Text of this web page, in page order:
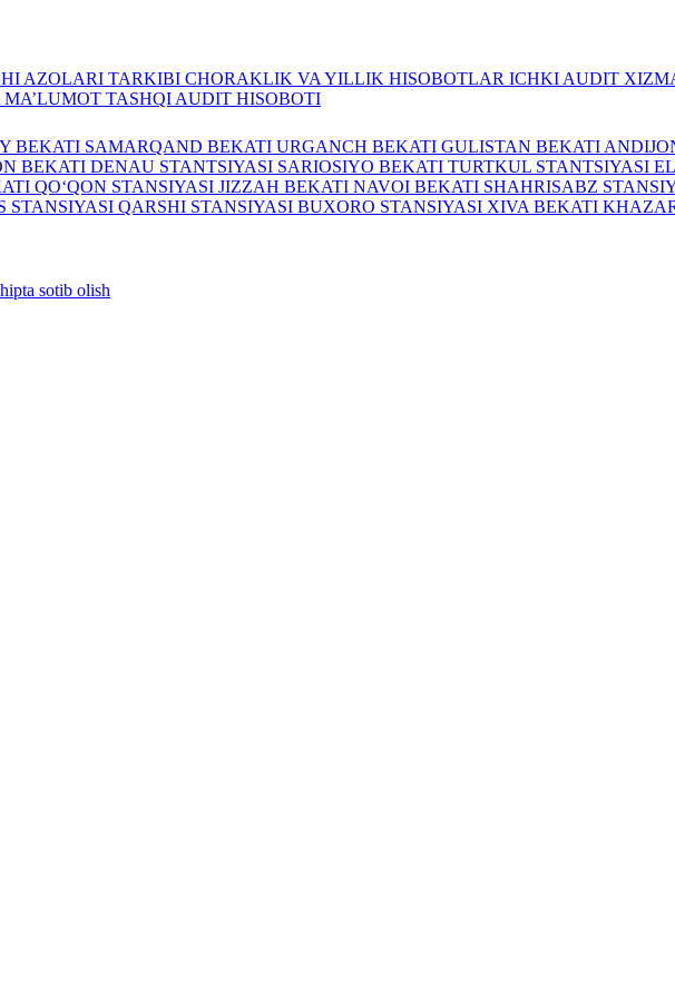
AZOLARI TARKIBI CHORAKLIK VA YILLIK HISOBOTLAR ICHKI AUDIT
TASHQI AUDIT HISOBOTI
BEKATI SAMARQAND BEKATI URGANCH BEKATI GULISTAN BEKATI
BEKATI DENAU STANTSIYASI SARIOSIYO BEKATI TURTKUL STANTSIYASI
QO‘QON STANSIYASI JIZZAH BEKATI NAVOI BEKATI SHAHRISABZ
STANSIYASI QARSHI STANSIYASI BUXORO STANSIYASI XIVA BEKATI
sotib olish